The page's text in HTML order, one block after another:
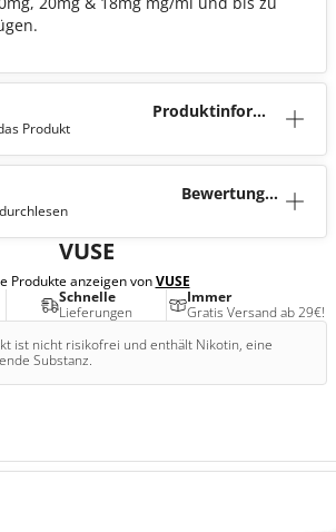
Produktinforma
Produkt
Bewertunge
VUSE
Produkte anzeigen vonVUSE
Schnelle
Lieferungen
Immer
Gratis Versand ab 29€!
ist nicht risikofrei und enthält Nikotin, eine
Substanz.